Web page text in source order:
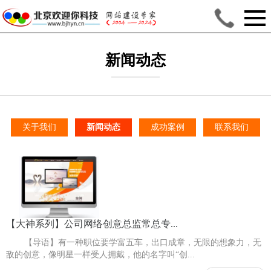
新闻动态
关于我们 新闻动态 成功案例 联系我们
【大神系列】公司网络创意总监常总专...
【导语】有一种职位要学富五车，出口成章，无限的想象力，无
敌的创意，像明星一样受人拥戴，他的名字叫“创...